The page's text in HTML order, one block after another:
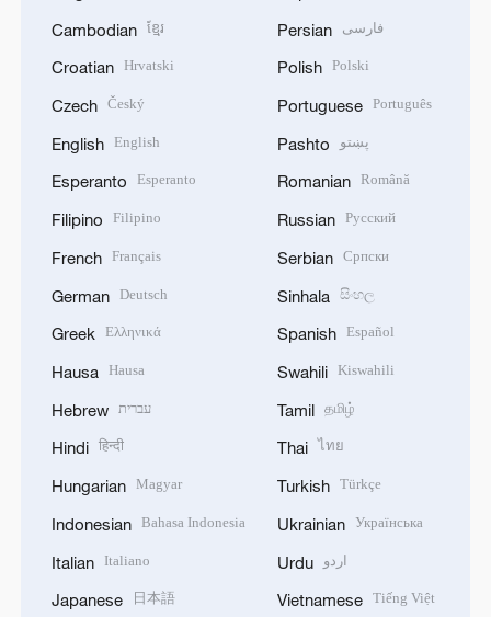
Cambodian ខ្មែរ
Croatian Hrvatski
Czech Český
English English
Esperanto Esperanto
Filipino Filipino
French Français
German Deutsch
Greek Ελληνικά
Hausa Hausa
Hebrew עברית
Hindi हिन्दी
Hungarian Magyar
Indonesian Bahasa Indonesia
Italian Italiano
Japanese 日本語
Persian فارسی
Polish Polski
Portuguese Português
Pashto پښتو
Romanian Română
Russian Русский
Serbian Српски
Sinhala සිංහල
Spanish Español
Swahili Kiswahili
Tamil தமிழ்
Thai ไทย
Turkish Türkçe
Ukrainian Українська
Urdu اردو
Vietnamese Tiếng Việt